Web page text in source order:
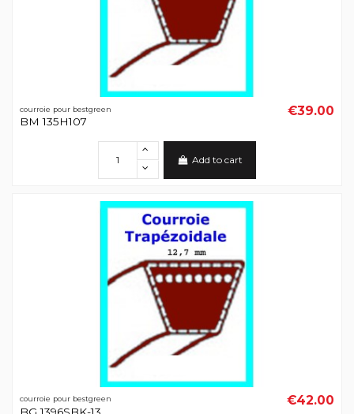
courroie pour bestgreen
BM 135H107
€39.00
Add to cart
courroie pour bestgreen
BG 1396SBK-13
€42.00